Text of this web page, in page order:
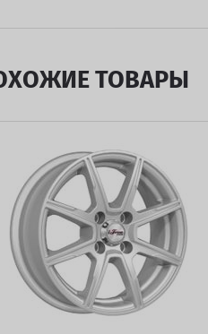
ТОВАРЫ